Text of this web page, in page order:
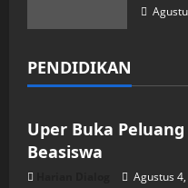
PENDIDIKAN
Pendidikan
Uper Buka
Beasiswa
Agustus